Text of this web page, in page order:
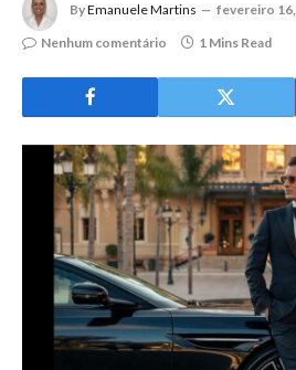
ByEmanuele Martins
fevereiro
Nenhum comentário
1 Mins Read